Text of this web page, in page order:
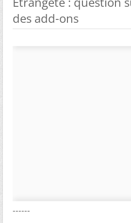
des add-ons
------